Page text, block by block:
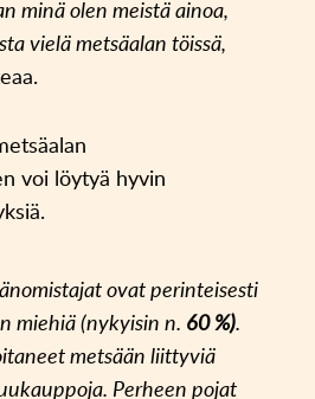
minä olen meistä ainoa,
vielä metsäalan töissä,
voi löytyä hyvin
ovat perinteisesti
miehiä (nykyisin n. 60 %).
metsään liittyviä
Perheen pojat